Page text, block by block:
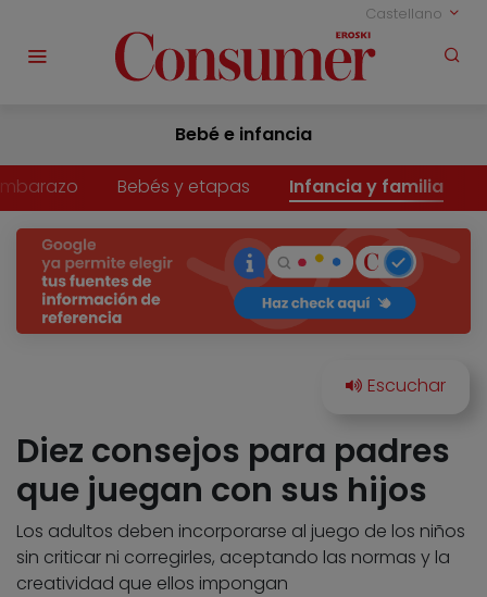
Castellano
Bebé e infancia
Bebés y etapas Infancia y familia
Diez consejos para padres
que juegan con sus hijos
Los adultos deben incorporarse al juego de los niños
sin criticar ni corregirles, aceptando las normas y la
creatividad que ellos impongan